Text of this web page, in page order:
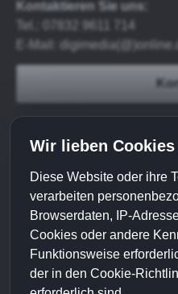
Kontaktieren Sie uns:
Tel.: 07832 9611 714
E-Mail:
Wir lieben Cookies
Diese Website oder ihre
verarbeiten
Browserdaten, IP-
Cookies oder andere
Funktionsweise
der in den Cookie-